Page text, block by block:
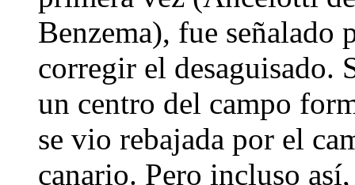
Benzema), fue señalado
corregir el desaguisado.
un centro del campo
se vio rebajada por el
canario. Pero incluso